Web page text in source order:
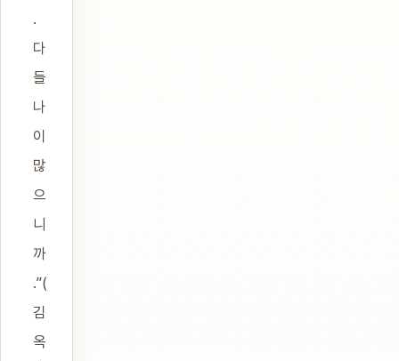
.
다
들
나
이
많
으
니
까
.”(
김
옥